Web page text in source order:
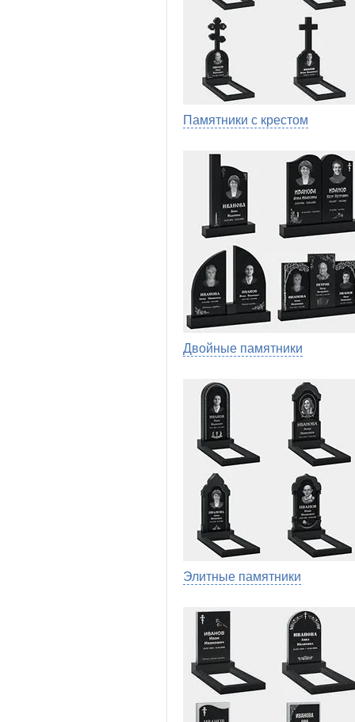
Памятники с крестом
Двойные памятники
Элитные памятники